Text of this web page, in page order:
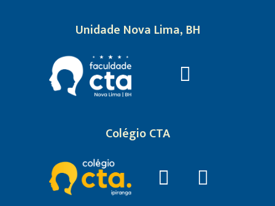
Unidade Nova Lima, BH
Colégio CTA